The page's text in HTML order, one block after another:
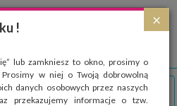
×
!
lub zamkniesz to okno, prosimy o
w niej o Twoją dobrowolną
danych osobowych przez naszych
przekazujemy informacje o tzw.
służą głównie do celów statystycznych.
zezwalasz na zapisanie ich w pamięci